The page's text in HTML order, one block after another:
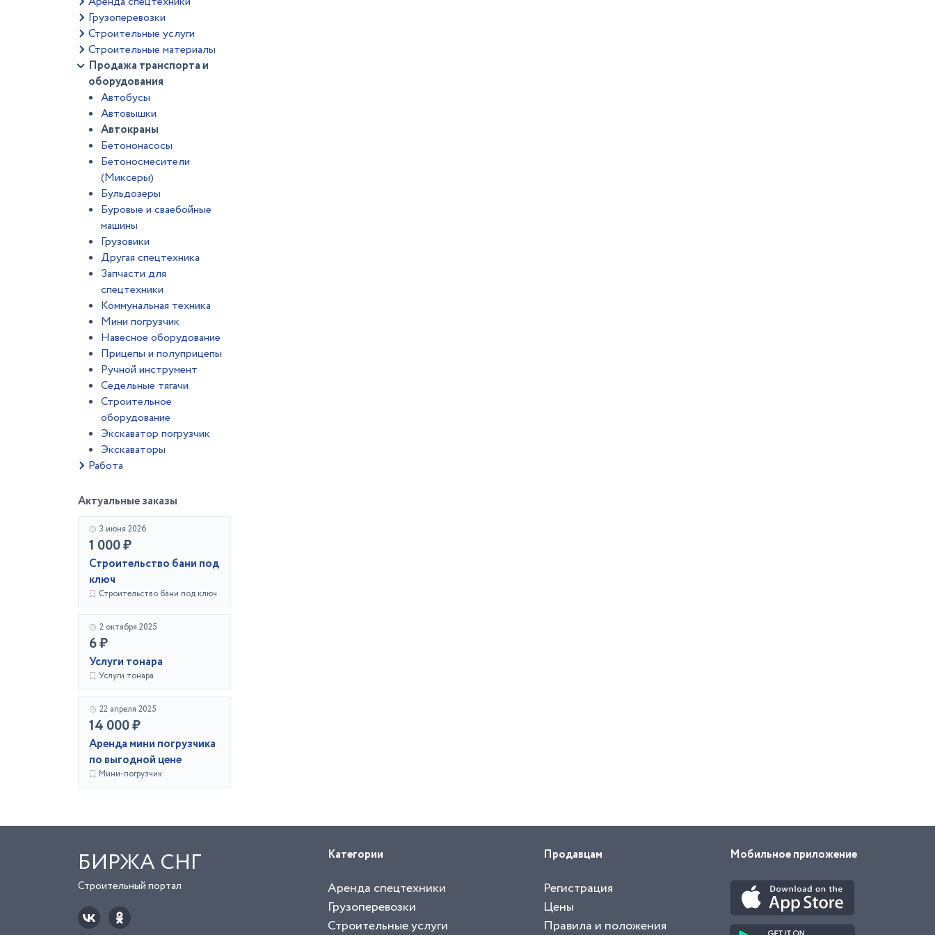
Грузоперевозки
Строительные услуги
Строительные материалы
Продажа транспорта и
оборудования
Автобусы
Автовышки
Автокраны
Бетононасосы
Бетоносмесители
(Миксеры)
Бульдозеры
Буровые и сваебойные
машины
Грузовики
Другая спецтехника
Запчасти для
спецтехники
Коммунальная техника
Мини погрузчик
Навесное оборудование
Прицепы и полуприцепы
Ручной инструмент
Седельные тягачи
Строительное
оборудование
Экскаватор погрузчик
Экскаваторы
Работа
Актуальные заказы
3 июня 2026
1 000 ₽
Строительство бани под
ключ
Строительство бани под ключ
2 октября 2025
6 ₽
Услуги тонара
Услуги тонара
22 апреля 2025
14 000 ₽
Аренда мини погрузчика
по выгодной цене
Мини-погрузчик
БИРЖА СНГ
Строительный портал
Категории
Аренда спецтехники
Грузоперевозки
Строительные услуги
Продавцам
Регистрация
Цены
Правила и положения
Мобильное приложение